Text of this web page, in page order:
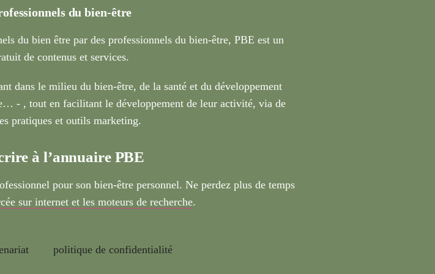
du bien-être
du bien être par des professionnels du bien-être, PBE est un
de contenus et services.
dans le milieu du bien-être, de la santé et du développement
- , tout en facilitant le développement de leur activité, via de
pratiques et outils marketing.
à l’annuaire PBE
pour son bien-être personnel. Ne perdez plus de temps
sur internet et les moteurs de recherche.
politique de confidentialité